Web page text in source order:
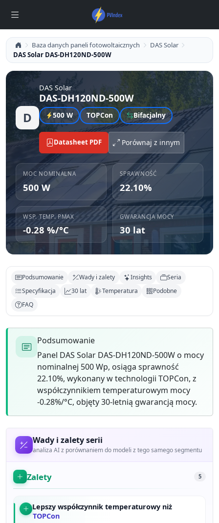
Baza danych paneli fotowoltaicznych
DAS Solar
DAS Solar DAS-DH120ND-500W
D
DAS Solar
DAS-DH120ND-500W
500 W TOPCon Bifacjalny
Datasheet PDF Porównaj z innym
MOC NOMINALNA
500 W
SPRAWNOŚĆ
22.10%
WSP. TEMP. PMAX
-0.28 %/°C
GWARANCJA MOCY
30 lat
Podsumowanie Wady i zalety Insights
Seria
Specyfikacja
30 lat Temperatura
Podobne
FAQ
Podsumowanie
Panel DAS Solar DAS-DH120ND-500W o mocy
nominalnej 500 Wp, osiąga sprawność
22.10%, wykonany w technologii TOPCon, z
współczynnikiem temperaturowym mocy
-0.28%/°C, objęty 30-letnią gwarancją mocy.
Wady i zalety serii
analiza AI z porównaniem do modeli z tego samego segmentu
Zalety 5
Lepszy współczynnik temperaturowy niż
TOPCon